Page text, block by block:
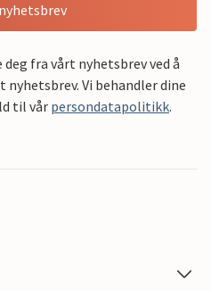
fra vårt nyhetsbrev ved å
Vi behandler dine
til vår persondatapolitikk.